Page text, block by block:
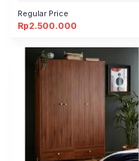
Regular Price
Rp2.500.000